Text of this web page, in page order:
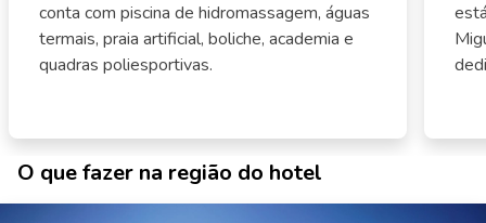
conta com piscina de hidromassagem, águas
termais, praia artificial, boliche, academia e
quadras poliesportivas.
O que fazer na região do hotel